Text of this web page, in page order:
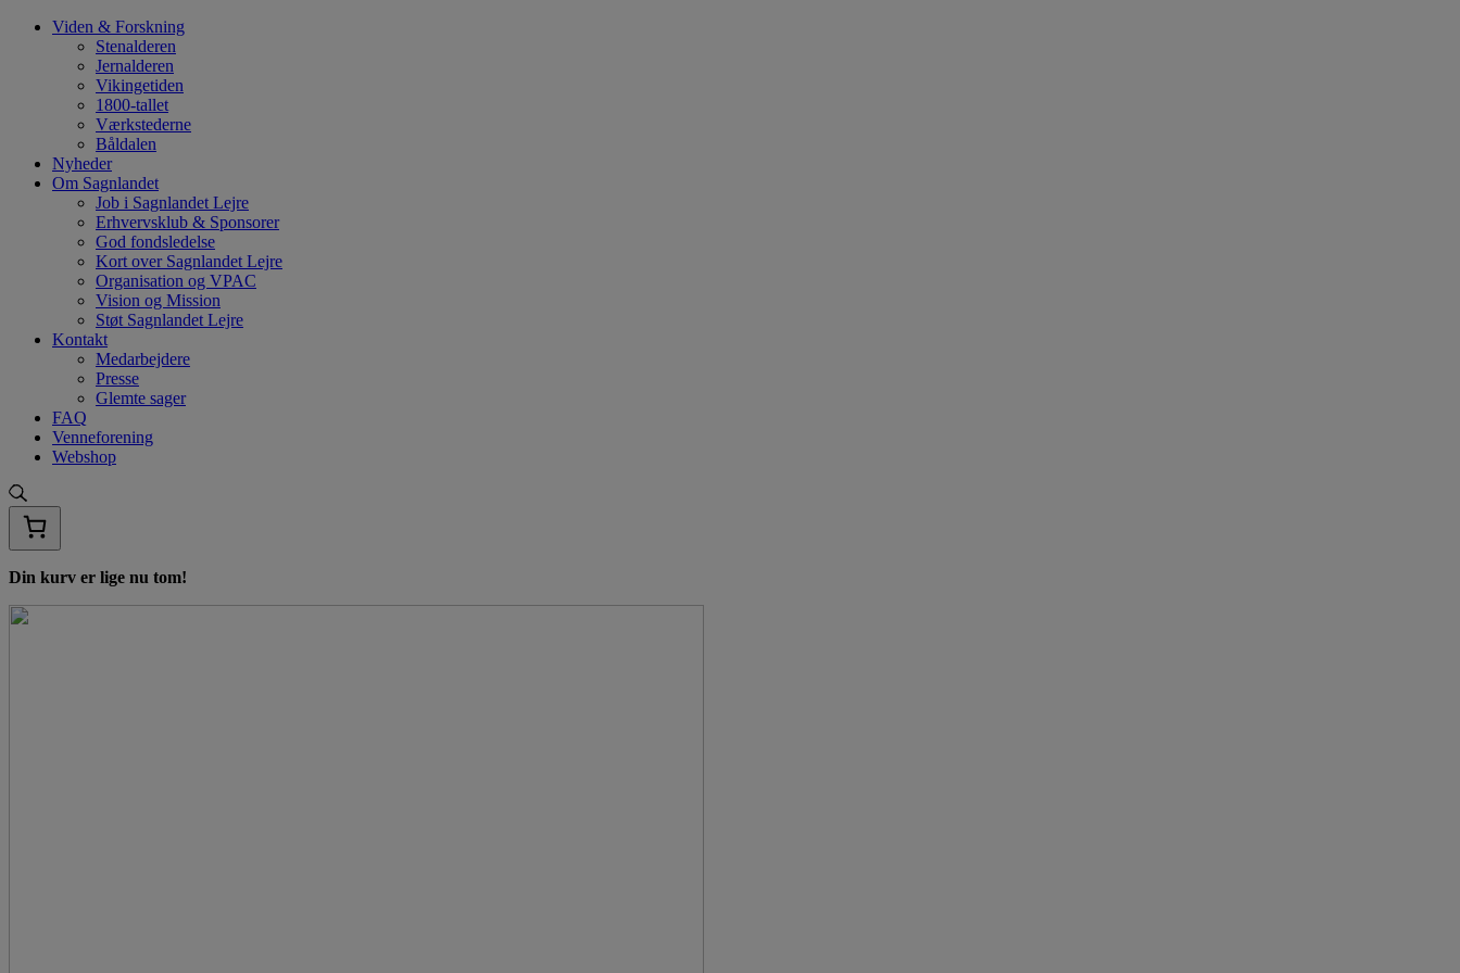
Hop
Viden & Forskning
Stenalderen
Jernalderen
Vikingetiden
1800-tallet
Værkstederne
Båldalen
Nyheder
Om Sagnlandet
Job i Sagnlandet Lejre
Erhvervsklub & Sponsorer
God fondsledelse
Kort over Sagnlandet Lejre
Organisation og VPAC
Vision og Mission
Støt Sagnlandet Lejre
Kontakt
Medarbejdere
Presse
Glemte sager
FAQ
Venneforening
Webshop
Din kurv er lige nu tom!